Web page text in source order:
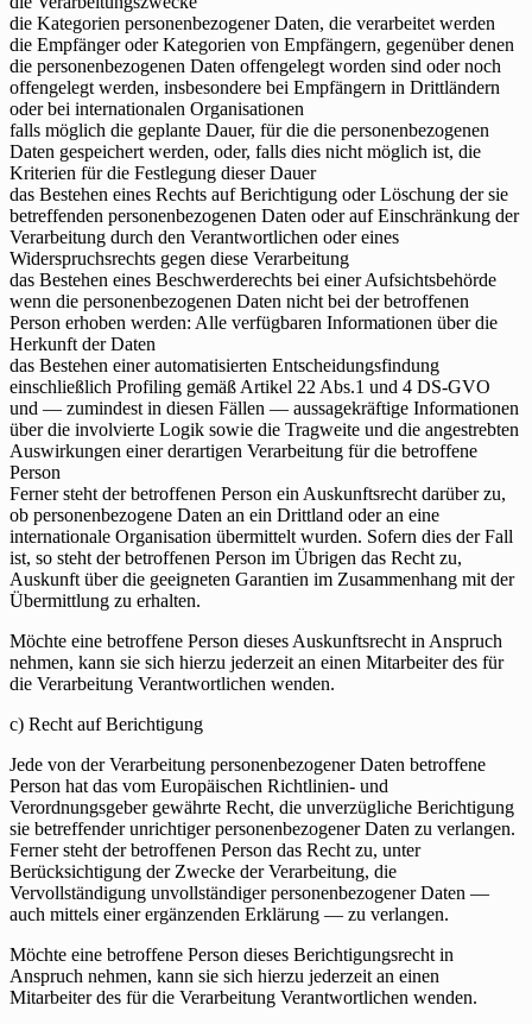
die Kategorien personenbezogener Daten, die verarbeitet werden
die Empfänger oder Kategorien von Empfängern, gegenüber denen
die personenbezogenen Daten offengelegt worden sind oder noch
offengelegt werden, insbesondere bei Empfängern in Drittländern
oder bei internationalen Organisationen
falls möglich die geplante Dauer, für die die personenbezogenen
Daten gespeichert werden, oder, falls dies nicht möglich ist, die
Kriterien für die Festlegung dieser Dauer
das Bestehen eines Rechts auf Berichtigung oder Löschung der sie
betreffenden personenbezogenen Daten oder auf Einschränkung der
Verarbeitung durch den Verantwortlichen oder eines
Widerspruchsrechts gegen diese Verarbeitung
das Bestehen eines Beschwerderechts bei einer Aufsichtsbehörde
wenn die personenbezogenen Daten nicht bei der betroffenen
Person erhoben werden: Alle verfügbaren Informationen über die
Herkunft der Daten
das Bestehen einer automatisierten Entscheidungsfindung
einschließlich Profiling gemäß Artikel 22 Abs.1 und 4 DS-GVO
und — zumindest in diesen Fällen — aussagekräftige Informationen
über die involvierte Logik sowie die Tragweite und die angestrebten
Auswirkungen einer derartigen Verarbeitung für die betroffene
Person
Ferner steht der betroffenen Person ein Auskunftsrecht darüber zu,
ob personenbezogene Daten an ein Drittland oder an eine
internationale Organisation übermittelt wurden. Sofern dies der Fall
ist, so steht der betroffenen Person im Übrigen das Recht zu,
Auskunft über die geeigneten Garantien im Zusammenhang mit der
Übermittlung zu erhalten.
Möchte eine betroffene Person dieses Auskunftsrecht in Anspruch
nehmen, kann sie sich hierzu jederzeit an einen Mitarbeiter des für
die Verarbeitung Verantwortlichen wenden.
c) Recht auf Berichtigung
Jede von der Verarbeitung personenbezogener Daten betroffene
Person hat das vom Europäischen Richtlinien- und
Verordnungsgeber gewährte Recht, die unverzügliche Berichtigung
sie betreffender unrichtiger personenbezogener Daten zu verlangen.
Ferner steht der betroffenen Person das Recht zu, unter
Berücksichtigung der Zwecke der Verarbeitung, die
Vervollständigung unvollständiger personenbezogener Daten —
auch mittels einer ergänzenden Erklärung — zu verlangen.
Möchte eine betroffene Person dieses Berichtigungsrecht in
Anspruch nehmen, kann sie sich hierzu jederzeit an einen
Mitarbeiter des für die Verarbeitung Verantwortlichen wenden.